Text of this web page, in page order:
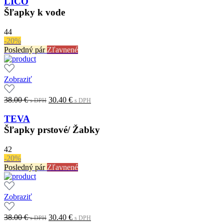
Šľapky k vode
44
-20%
Posledný pár Zľavnené
Zobraziť
38.00€s DPH Original
38.00 €.s
30.40 € s DPH
30.40 €.
DPH
TEVA
Šľapky prstové/ Žabky
42
-20%
Posledný pár Zľavnené
Zobraziť
38.00€s DPH Original
30.40 € s DPH